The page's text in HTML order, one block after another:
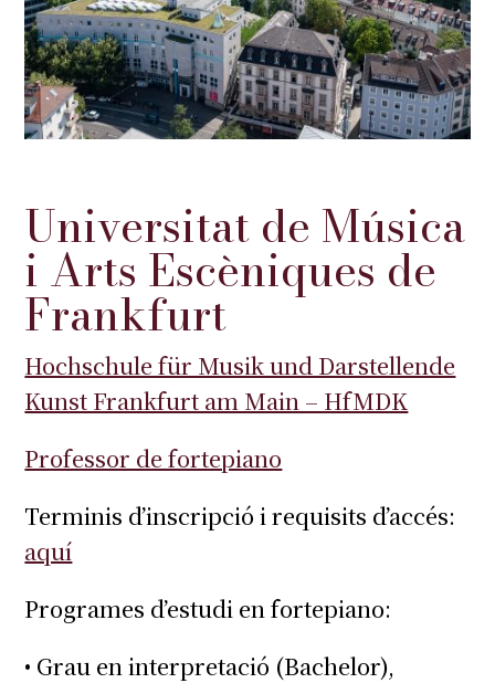
Universitat de Música
i Arts Escèniques de
Frankfurt
Hochschule für Musik und Darstellende
Kunst Frankfurt am Main – HfMDK
Professor de fortepiano
Terminis d’inscripció i requisits d’accés:
aquí
Programes d’estudi en fortepiano:
• Grau en interpretació (Bachelor),